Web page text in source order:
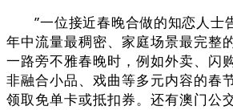
”一位接近春晚合做的知恋人士
年中流量最稠密、家庭场景最完整
一路旁不雅春晚时，例如外卖、闪
非融合小品、戏曲等多元内容的春
领取免单卡或抵扣券。还有澳门公